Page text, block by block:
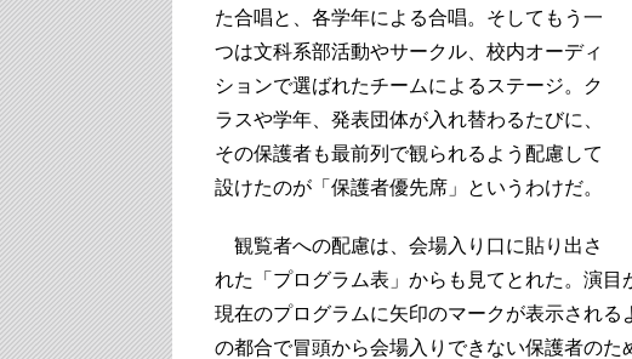
た合唱と、各学年による合唱。そしてもう一
つは文科系部活動やサークル、校内オーディ
ションで選ばれたチームによるステージ。ク
ラスや学年、発表団体が入れ替わるたびに、
その保護者も最前列で観られるよう配慮して
設けたのが「保護者優先席」というわけだ。
観覧者への配慮は、会場入り口に貼り出さ
れた「プログラム表」からも見てとれた。演
現在のプログラムに矢印のマークが表示され
の都合で冒頭から会場入りできない保護者の